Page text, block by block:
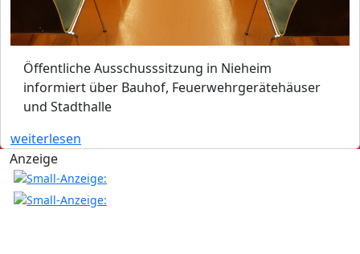
Öffentliche Ausschusssitzung in Nieheim
informiert über Bauhof, Feuerwehrgerätehäuser
und Stadthalle
weiterlesen
Anzeige